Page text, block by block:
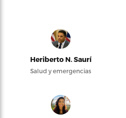
Heriberto N. Saurí
Salud y emergencias